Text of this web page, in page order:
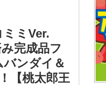
ミVer.
完成品フ
ンダイ＆
【桃太郎王